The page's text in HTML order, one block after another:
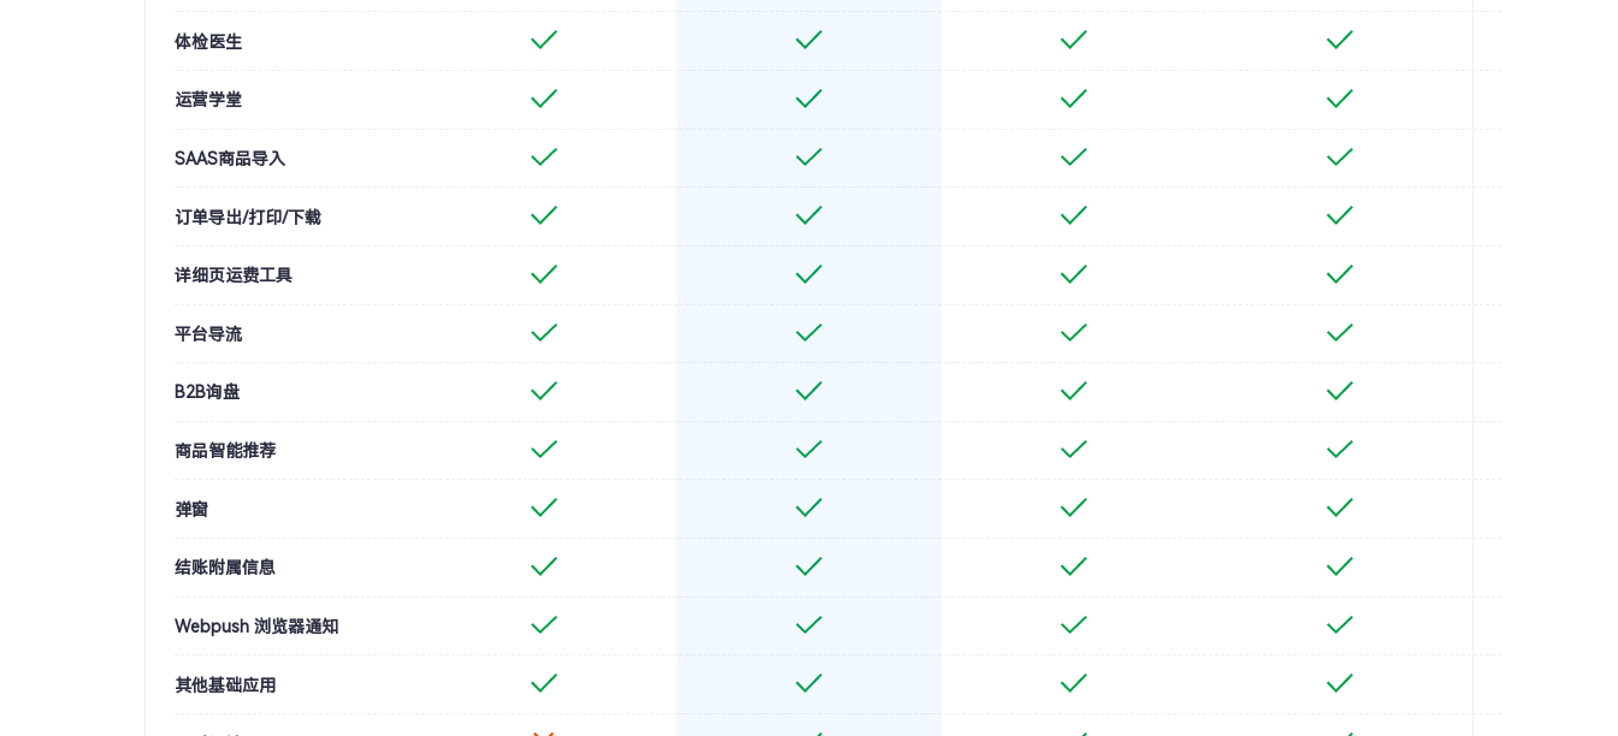
体检医生
运营学堂
SAAS商品导入
订单导出/打印/下载
详细页运费工具
平台导流
B2B询盘
商品智能推荐
弹窗
结账附属信息
Webpush 浏览器通知
其他基础应用